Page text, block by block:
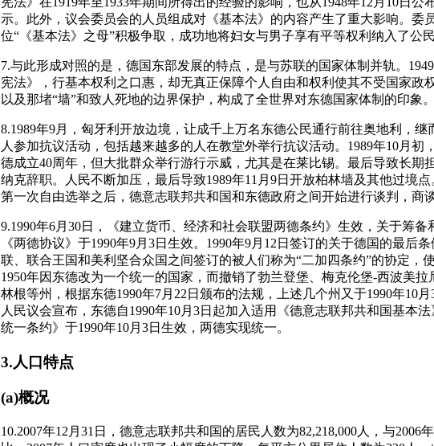
示。此外，议会委员会的人员组成对《基本法》的内容产生了重大影响。委
位“《基本法》之母”积极争取，成功地将妇女与男子享有平等权利纳入了公
7.与此形成对照的是，德国东部发展的特点，是与苏联的国家体制并轨。
宪法》，行基本权利之口惠，却无真正保障个人自由和权利使其不受国家政
以及那堵“墙”和致人死地的边界保护，构成了全世界对东德国家体制的印象。
8.1989年9月，匈牙利开放边境，让成千上万名东德公民通行前往奥地利，
人参加抗议活动，包括越来越多的人在教堂外举行抗议活动。1989年10月初
德成立40周年，但大批群众举行游行示威，尤其是在莱比锡。最后导致长期
纳克辞职。人民不断加压，最后导致1989年11月9日开放柏林墙及其他过境
第一次自由选举之后，德意志联邦共和国和东德政府之间开始进行谈判，商
9.1990年6月30日，《建立货币、经济和社会联盟两德条约》生效，关于筹
《两德协议》于1990年9月3日生效。1990年9月12日签订的关于德国的最后
联、联合王国和美利坚合众国之间签订的被人们称为“二加四条约”的协定，
1950年因东德改为一个统一的国家，而撤销了勃兰登堡、梅克伦堡-西波美
林根等州，根据东德1990年7月22日颁布的法规，上述几个州又于1990年10
人民议会宣布，东德自1990年10月3日起加入适用《德意志联邦共和国基本
统一条约》于1990年10月3日生效，两德实现统一。
3.人口特点
(a)概况
10.2007年12月31日，德意志联邦共和国的居民人数为82,218,000人，与2006